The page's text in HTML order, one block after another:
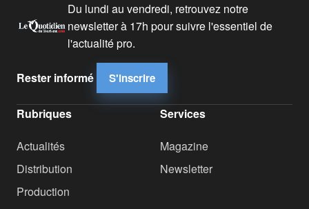
Du lundi au vendredi, retrouvez notre
newsletter à 17h pour suivre l'essentiel de
l'actualité pro.
Rester informé S'inscrire
Rubriques
Actualités
Distribution
Production
Services
Magazine
Newsletter